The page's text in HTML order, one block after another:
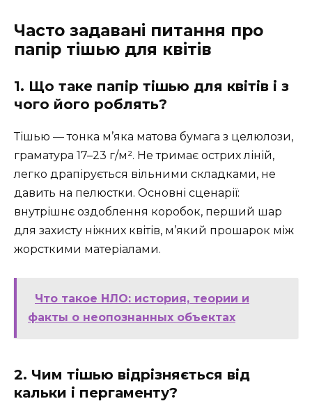
Часто задавані питання про
папір тішью для квітів
1. Що таке папір тішью для квітів і з
чого його роблять?
Тішью — тонка м’яка матова бумага з целюлози,
граматура 17–23 г/м². Не тримає острих ліній,
легко драпірується вільними складками, не
давить на пелюстки. Основні сценарії:
внутрішнє оздоблення коробок, перший шар
для захисту ніжних квітів, м’який прошарок між
жорсткими матеріалами.
Что такое НЛО: история, теории и
факты о неопознанных объектах
2. Чим тішью відрізняється від
кальки і пергаменту?